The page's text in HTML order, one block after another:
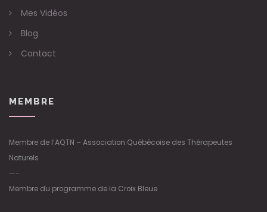
Mes Vidéos
Blog
Contact
MEMBRE
Membre de l’AQTN – Association Québécoise des Thérapeutes
Naturels
—-
Membre du programme de la Croix Bleue